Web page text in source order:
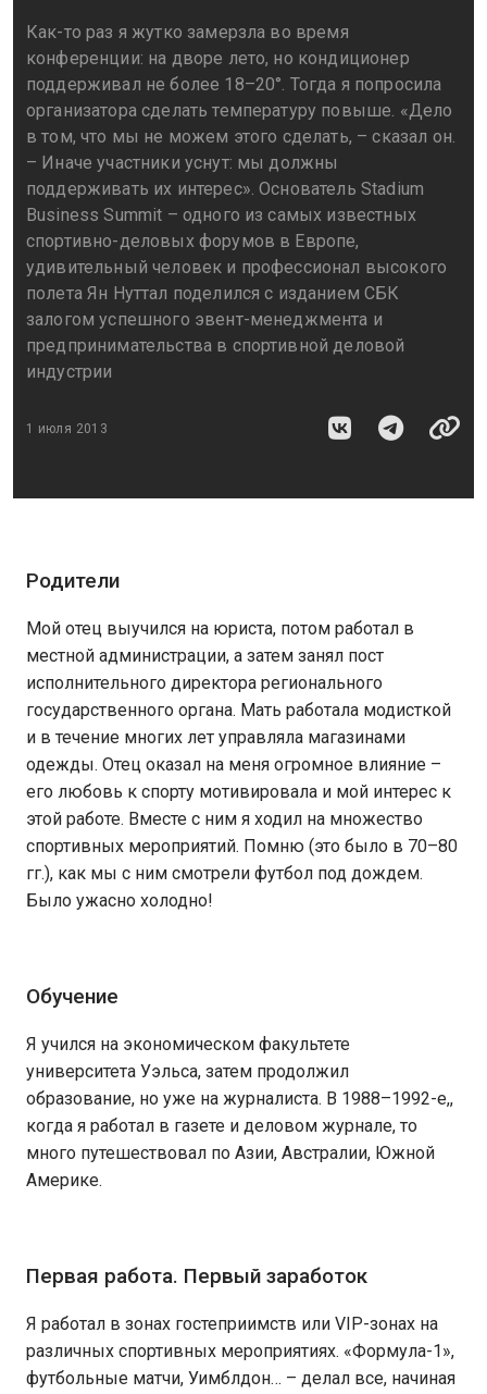
Как-то раз я жутко замерзла во время
конференции: на дворе лето, но кондиционер
поддерживал не более 18–20°. Тогда я попросила
организатора сделать температуру повыше. «Дело
в том, что мы не можем этого сделать, – сказал он.
– Иначе участники уснут: мы должны
поддерживать их интерес». Основатель Stadium
Business Summit – одного из самых известных
спортивно-деловых форумов в Европе,
удивительный человек и профессионал высокого
полета Ян Нуттал поделился с изданием СБК
залогом успешного эвент-менеджмента и
предпринимательства в спортивной деловой
индустрии
1 июля 2013
Родители
Мой отец выучился на юриста, потом работал в
местной администрации, а затем занял пост
исполнительного директора регионального
государственного органа. Мать работала модисткой
и в течение многих лет управляла магазинами
одежды. Отец оказал на меня огромное влияние –
его любовь к спорту мотивировала и мой интерес к
этой работе. Вместе с ним я ходил на множество
спортивных мероприятий. Помню (это было в 70–80
гг.), как мы с ним смотрели футбол под дождем.
Было ужасно холодно!
Обучение
Я учился на экономическом факультете
университета Уэльса, затем продолжил
образование, но уже на журналиста. В 1988–1992-е,,
когда я работал в газете и деловом журнале, то
много путешествовал по Азии, Австралии, Южной
Америке.
Первая работа. Первый заработок
Я работал в зонах гостеприимств или VIP-зонах на
различных спортивных мероприятиях. «Формула-1»,
футбольные матчи, Уимблдон… – делал все, начиная